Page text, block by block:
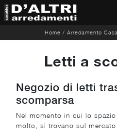
Home / Arredamento Casa
Letti a
Negozio di letti
scomparsa
Nel momento in cui lo
molto, si trovano sul